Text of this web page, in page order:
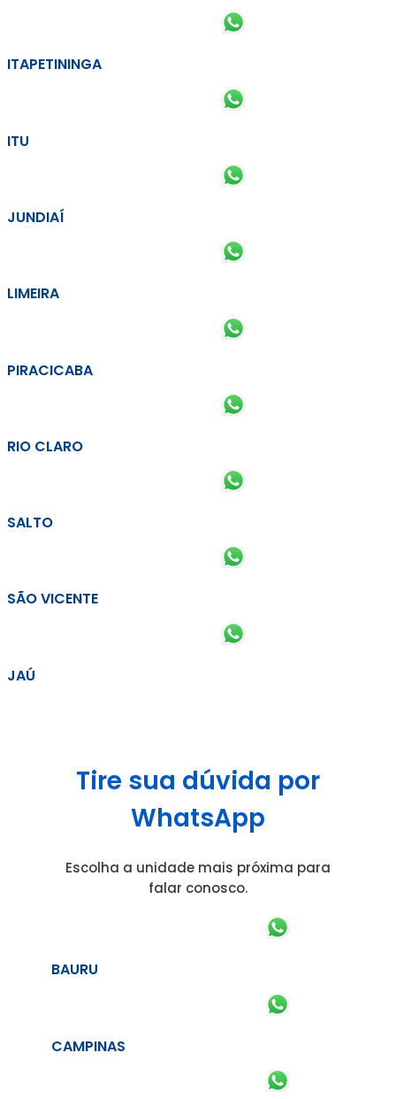
ITAPETININGA
ITU
JUNDIAÍ
LIMEIRA
PIRACICABA
RIO CLARO
SALTO
SÃO VICENTE
JAÚ
Tire sua dúvida por
WhatsApp
Escolha a unidade mais próxima para
falar conosco.
BAURU
CAMPINAS